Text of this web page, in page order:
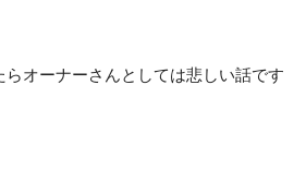
オーナーさんとしては悲しい話です